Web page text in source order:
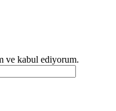
ve kabul ediyorum.